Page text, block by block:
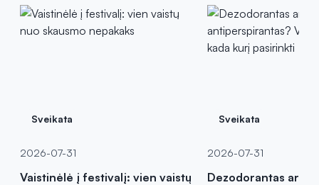
Sveikata
2026-07-31
Vaistinėlė į festivalį: vien vaistų
Sveikata
2026-07-31
Dezodorantas ar